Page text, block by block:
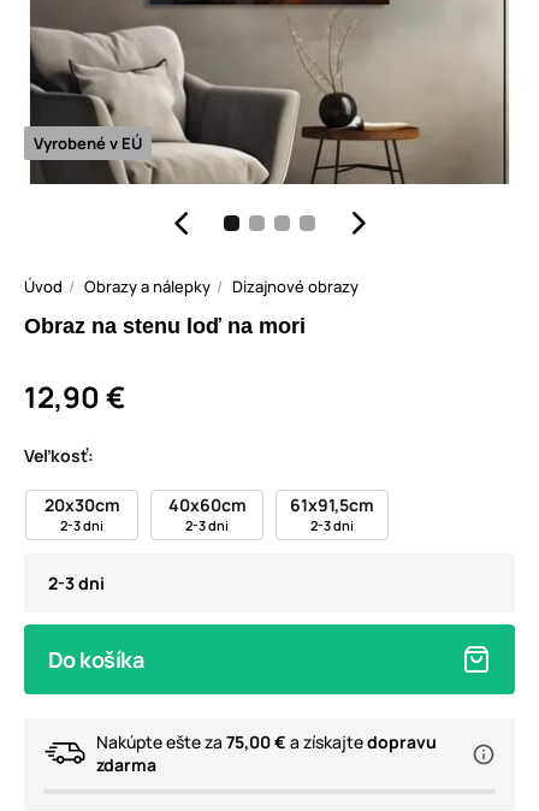
Vyrobené v EÚ
Úvod Obrazy a nálepky Dizajnové obrazy
Obraz na stenu loď na mori
12,90 €
Veľkosť:
20x30cm
2-3 dni
40x60cm
2-3 dni
61x91,5cm
2-3 dni
2-3 dni
Do košíka
Nakúpte ešte za 75,00 € a získajtedopravu
zdarma